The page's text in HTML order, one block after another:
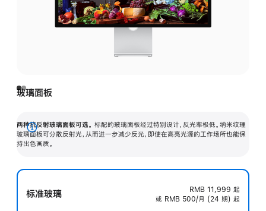
玻璃面板
两种抗反射玻璃面板可选。 标配的玻璃面板经过特别设计，反光率极低。纳米纹理
玻璃面板可分散反射光，从而进一步减少反光，即使在高亮光源的工作场所也能保
持出色画质。
展
开
标准玻璃 RMB 11,999 起
或 RMB 500/月 (24 期) 起